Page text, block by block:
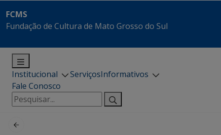
FCMS
Fundação de Cultura de Mato Grosso do Sul
Institucional ServiçosInformativos
Fale Conosco
Pesquisar
por: